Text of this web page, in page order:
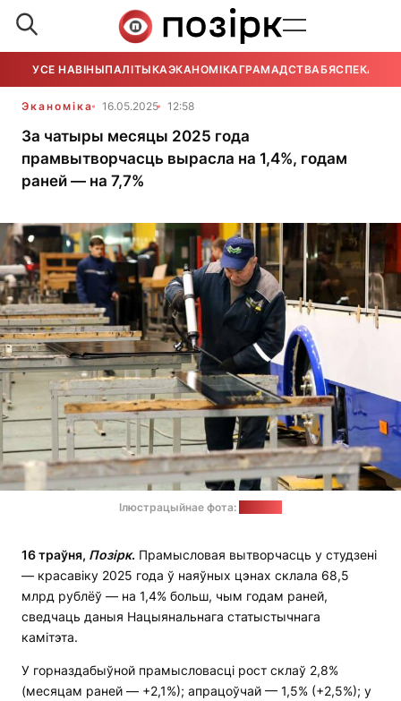
УСЕ НАВІНЫПАЛІТЫКАЭКАНОМІКАГРАМАДСТВАБЯСПЕКА
Эканоміка 16.05.2025 12:58
За чатыры месяцы 2025 года
прамвытворчасць вырасла на 1,4%, годам
раней — на 7,7%
Ілюстрацыйнае фота:
16 траўня, Позірк. Прамысловая вытворчасць у студзені
— красавіку 2025 года ў наяўных цэнах склала 68,5
млрд рублёў — на 1,4% больш, чым годам раней,
сведчаць даныя Нацыянальнага статыстычнага
камітэта.
У горназдабыўной прамысловасці рост склаў 2,8%
(месяцам раней — +2,1%); апрацоўчай — 1,5% (+2,5%); у